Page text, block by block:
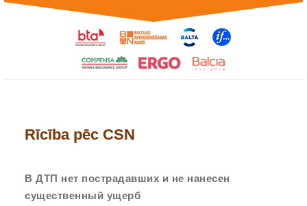
Rīcība pēc CSN
В ДТП нет пострадавших и не нанесен
существенный ущерб